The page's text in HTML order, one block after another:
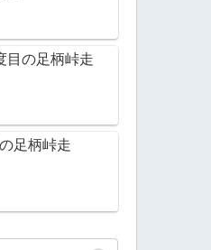
目の足柄峠走
足柄峠走